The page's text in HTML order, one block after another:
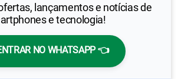
lançamentos e notícias de
e tecnologia!
NO WHATSAPP 👈